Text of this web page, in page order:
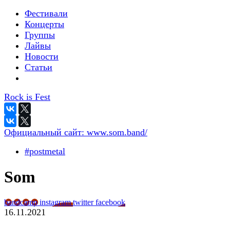
Фестивали
Концерты
Группы
Лайвы
Новости
Статьи
Rock is Fest
Официальный сайт: www.som.band/
#postmetal
Som
bandcampinstagramtwitterfacebook
16.11.2021